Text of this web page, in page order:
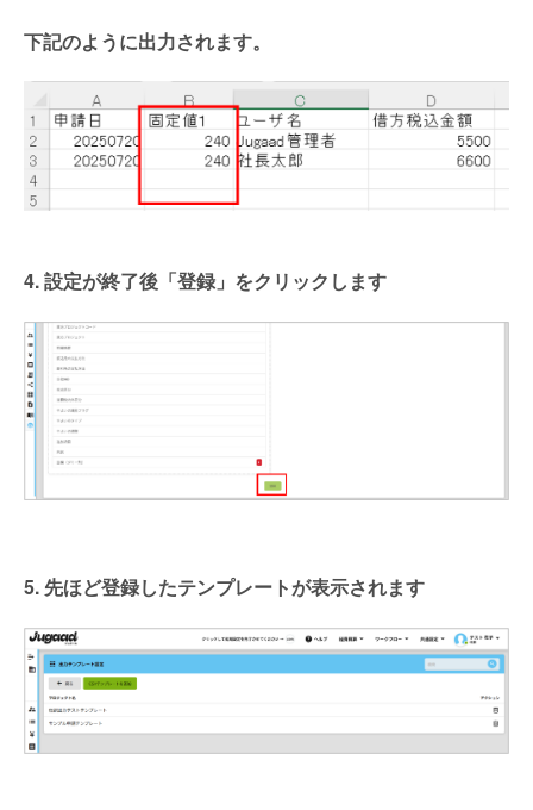
下記のように出力されます。
4. 設定が終了後「登録」をクリックします
5. 先ほど登録したテンプレートが表示されます